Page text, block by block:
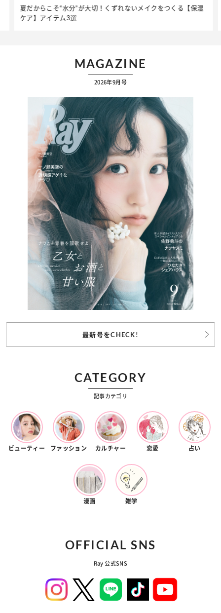
夏だからこそ“水分”が大切！くずれないメイクをつくる【保湿
ケア】アイテム3選
MAGAZINE
2026年9月号
最新号をCHECK!
CATEGORY
記事カテゴリ
ビューティー ファッション カルチャー 恋愛 占い
漫画 雑学
OFFICIAL SNS
Ray 公式SNS